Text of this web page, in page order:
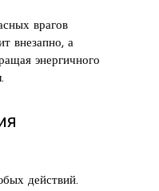
врагов
внезапно, а
энергичного
действий.